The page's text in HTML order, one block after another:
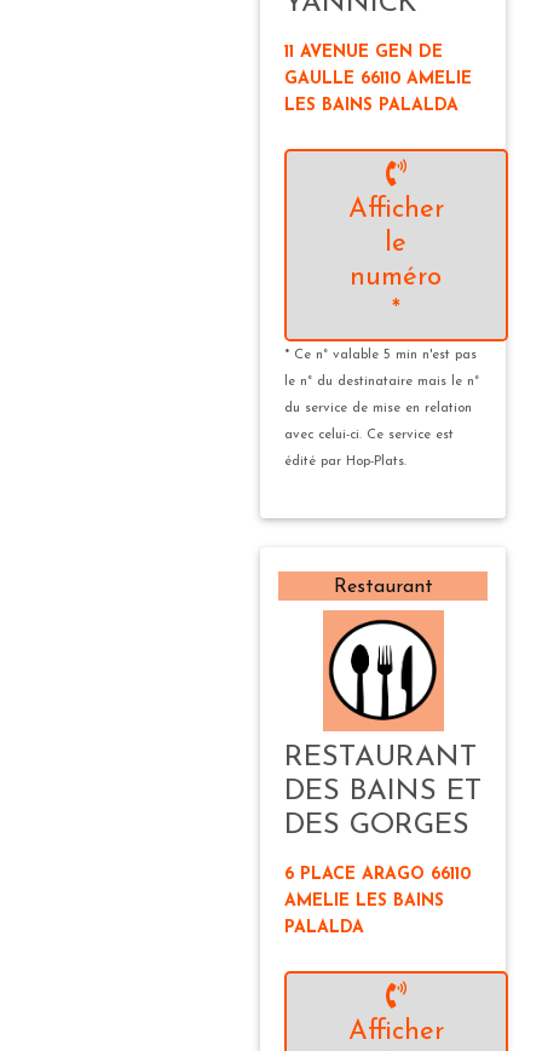
11 AVENUE GEN DE
GAULLE 66110 AMELIE
LES BAINS PALALDA
Afficher
le
numéro
*
* Ce n° valable 5 min n'est pas
le n° du destinataire mais le n°
du service de mise en relation
avec celui-ci. Ce service est
édité par Hop-Plats.
Restaurant
RESTAURANT
DES BAINS ET
DES GORGES
6 PLACE ARAGO 66110
AMELIE LES BAINS
PALALDA
Afficher